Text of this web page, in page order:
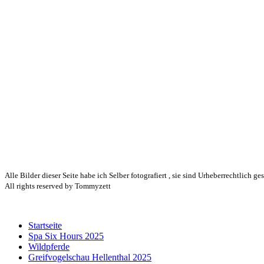
Alle Bilder dieser Seite habe ich Selber fotografiert , sie sind Urheberrechtlich
All rights reserved by Tommyzett
Startseite
Spa Six Hours 2025
Wildpferde
Greifvogelschau Hellenthal 2025